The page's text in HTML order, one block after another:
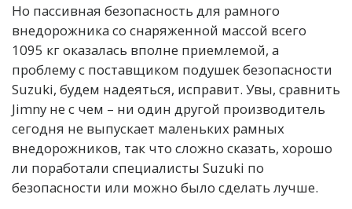
Но пассивная безопасность для рамного
внедорожника со снаряженной массой всего
1095 кг оказалась вполне приемлемой, а
проблему с поставщиком подушек безопасности
Suzuki, будем надеяться, исправит. Увы, сравнить
Jimny не с чем – ни один другой производитель
сегодня не выпускает маленьких рамных
внедорожников, так что сложно сказать, хорошо
ли поработали специалисты Suzuki по
безопасности или можно было сделать лучше.